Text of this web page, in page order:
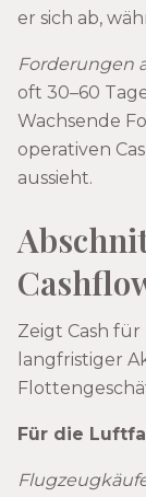
er sich ab,
Forderungen
oft 30–60
Wachsende
operativen
aussieht.
Zeigt Cash
langfristiger
Für die